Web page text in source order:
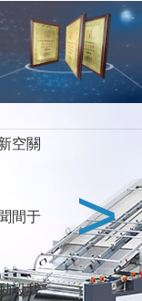
锅别传,韩国电影朋友,
向东流在线观看
-專注餐飲桌椅行業25年！
收藏本站
網站地圖
聞
空
間
設
關
于
我
>
全球餐飲
州 海 京
東
歐
洲
澳
洲